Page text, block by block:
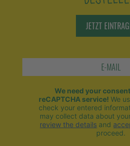
JETZT
We need your
reCAPTCHA service! We
check your entered
may collect data about
review the details and
proceed.